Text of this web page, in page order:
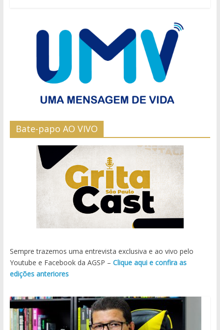
Bate-papo AO VIVO
Sempre trazemos uma entrevista exclusiva e ao vivo pelo
Youtube e Facebook da AGSP – Clique aqui e confira as
edições anteriores